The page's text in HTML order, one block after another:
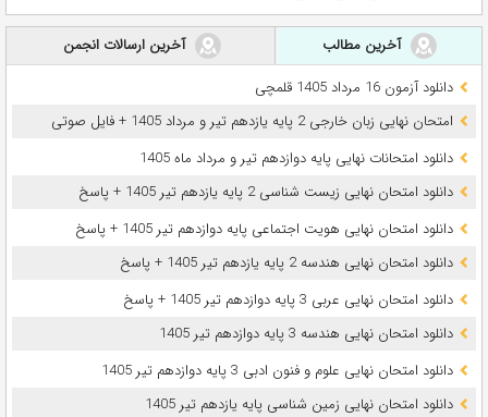
آخرین مطالب
آخرین ارسالات انجمن
دانلود آزمون 16 مرداد 1405 قلمچی
امتحان نهایی زبان خارجی 2 پایه یازدهم تیر و مرداد 1405 + فایل صوتی
دانلود امتحانات نهایی پایه دوازدهم تیر و مرداد ماه 1405
دانلود امتحان نهایی زیست شناسی 2 پایه یازدهم تیر 1405 + پاسخ
دانلود امتحان نهایی هویت اجتماعی پایه دوازدهم تیر 1405 + پاسخ
دانلود امتحان نهایی هندسه 2 پایه یازدهم تیر 1405 + پاسخ
دانلود امتحان نهایی عربی 3 پایه دوازدهم تیر 1405 + پاسخ
دانلود امتحان نهایی هندسه 3 پایه دوازدهم تیر 1405
دانلود امتحان نهایی علوم و فنون ادبی 3 پایه دوازدهم تیر 1405
دانلود امتحان نهایی زمین شناسی پایه یازدهم تیر 1405